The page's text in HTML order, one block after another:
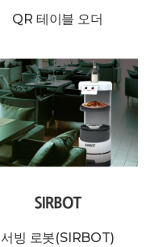
QR 테이블 오더
서빙 로봇(SIRBOT)